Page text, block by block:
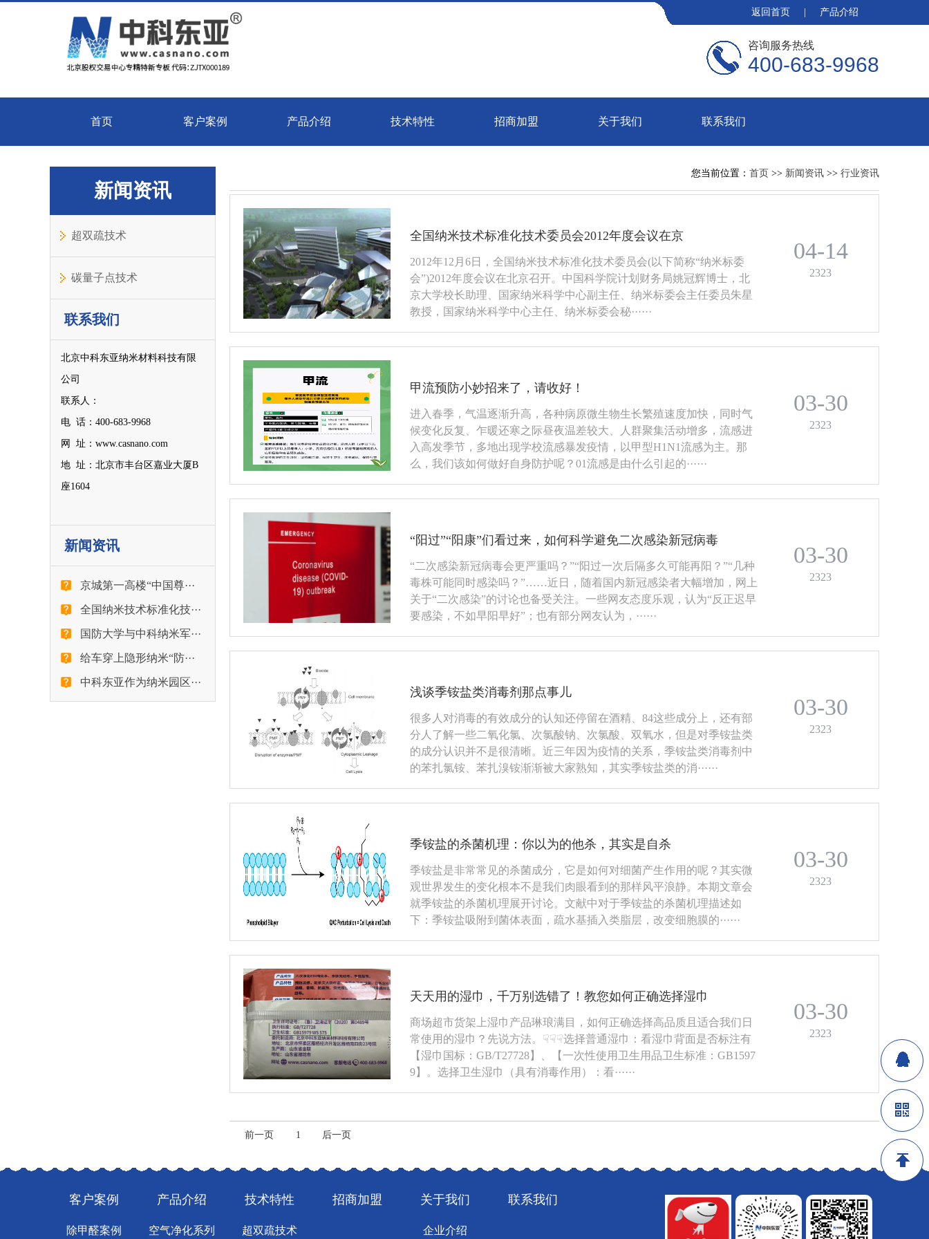
返回首页 产品介绍
咨询服务热线
400-683-9968
首页 客户案例 产品介绍 技术特性 招商加盟 关于我们 联系我们
新闻资讯
超双疏技术
碳量子点技术
联系我们
北京中科东亚纳米材料科技有限
公司
联系人：
电 话：400-683-9968
网 址：www.casnano.com
地 址：北京市丰台区嘉业大厦B
座1604
新闻资讯
京城第一高楼“中国尊···
全国纳米技术标准化技···
国防大学与中科纳米军···
给车穿上隐形纳米“防···
中科东亚作为纳米园区···
您当前位置： 首页 >> 新闻资讯 >> 行业资讯
04-14
2323
全国纳米技术标准化技术委员会2012年度会议在京
2012年12月6日，全国纳米技术标准化技术委员会(以下简称“纳米标委
会”)2012年度会议在北京召开。中国科学院计划财务局姚冠辉博士，北
京大学校长助理、国家纳米科学中心副主任、纳米标委会主任委员朱星
教授，国家纳米科学中心主任、纳米标委会秘······
03-30
2323
甲流预防小妙招来了，请收好！
进入春季，气温逐渐升高，各种病原微生物生长繁殖速度加快，同时气
候变化反复、乍暖还寒之际昼夜温差较大、人群聚集活动增多，流感进
入高发季节，多地出现学校流感暴发疫情，以甲型H1N1流感为主。那
么，我们该如何做好自身防护呢？01流感是由什么引起的······
03-30
2323
“阳过”“阳康”们看过来，如何科学避免二次感染新冠病毒
“二次感染新冠病毒会更严重吗？”“阳过一次后隔多久可能再阳？”“几种
毒株可能同时感染吗？”……近日，随着国内新冠感染者大幅增加，网上
关于“二次感染”的讨论也备受关注。一些网友态度乐观，认为“反正迟早
要感染，不如早阳早好”；也有部分网友认为，······
03-30
2323
浅谈季铵盐类消毒剂那点事儿
很多人对消毒的有效成分的认知还停留在酒精、84这些成分上，还有部
分人了解一些二氧化氯、次氯酸钠、次氯酸、双氧水，但是对季铵盐类
的成分认识并不是很清晰。近三年因为疫情的关系，季铵盐类消毒剂中
的苯扎氯铵、苯扎溴铵渐渐被大家熟知，其实季铵盐类的消······
03-30
2323
季铵盐的杀菌机理：你以为的他杀，其实是自杀
季铵盐是非常常见的杀菌成分，它是如何对细菌产生作用的呢？其实微
观世界发生的变化根本不是我们肉眼看到的那样风平浪静。本期文章会
就季铵盐的杀菌机理展开讨论。文献中对于季铵盐的杀菌机理描述如
下：季铵盐吸附到菌体表面，疏水基插入类脂层，改变细胞膜的······
03-30
2323
天天用的湿巾，千万别选错了！教您如何正确选择湿巾
商场超市货架上湿巾产品琳琅满目，如何正确选择高品质且适合我们日
常使用的湿巾？先说方法。☟☟☟选择普通湿巾：看湿巾背面是否标注有
【湿巾国标：GB/T27728】、【一次性使用卫生用品卫生标准：GB1597
9】。选择卫生湿巾（具有消毒作用）：看······
前一页 1 后一页
客户案例
除甲醛案例
产品介绍
空气净化系列
技术特性
超双疏技术
招商加盟 关于我们
企业介绍
联系我们